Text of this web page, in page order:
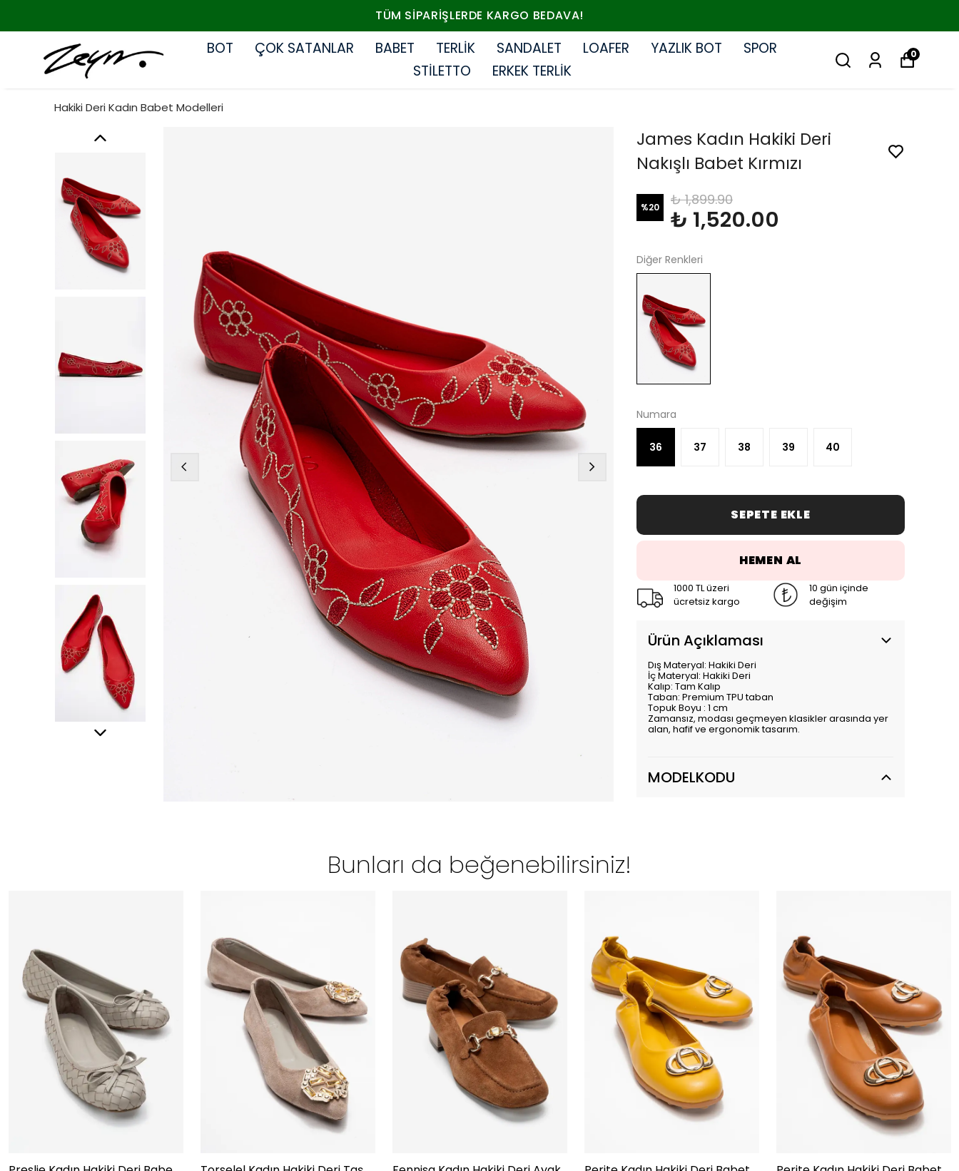
TÜM SIPARIŞLERDE KARGO BEDAVA!
BOT ÇOK SATANLAR BABET TERLİK SANDALET LOAFER YAZLIK BOT
SPOR
STİLETTO
ERKEK TERLİK
0
Hakiki Deri Kadın Babet Modelleri
James Kadın Hakiki Deri
Nakışlı Babet Kırmızı
%20 ₺ 1,899.90
₺ 1,520.00
Diğer Renkleri
Numara
36 37 38 39 40
SEPETE EKLE
HEMEN AL
1000 TL üzeri
ücretsiz kargo
10 gün içinde
değişim
Ürün Açıklaması
Dış Materyal: Hakiki Deri
İç Materyal: Hakiki Deri
Kalıp: Tam Kalıp
Taban: Premium TPU taban
Topuk Boyu : 1 cm
Zamansız, modası geçmeyen klasikler arasında yer
alan, hafif ve ergonomik tasarım.
MODELKODU
Bunları da beğenebilirsiniz!